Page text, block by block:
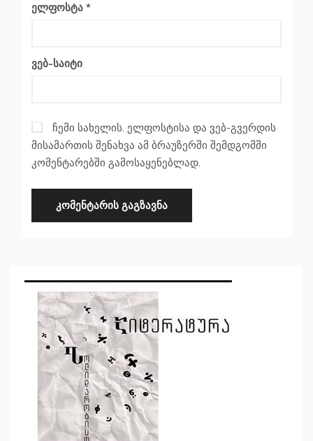
ელფოსტა *
ვებ-საიტი
ჩემი სახელის. ელფოსტისა და ვებ-გვერდის
მისამართის შენახვა ამ ბრაუზერში შემდგომში
კომენტარებში გამოსაყენებლად.